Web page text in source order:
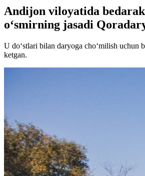
Andijon viloyatida bedarak
o‘smirning jasadi
U do‘stlari bilan daryoga cho‘milish uchun
ketgan.